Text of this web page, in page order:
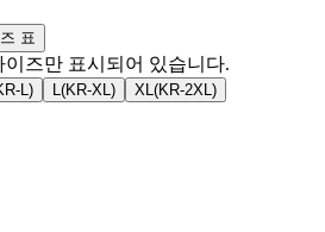
표
즈만 표시되어 있습니다.
L) L(KR-XL) XL(KR-2XL)